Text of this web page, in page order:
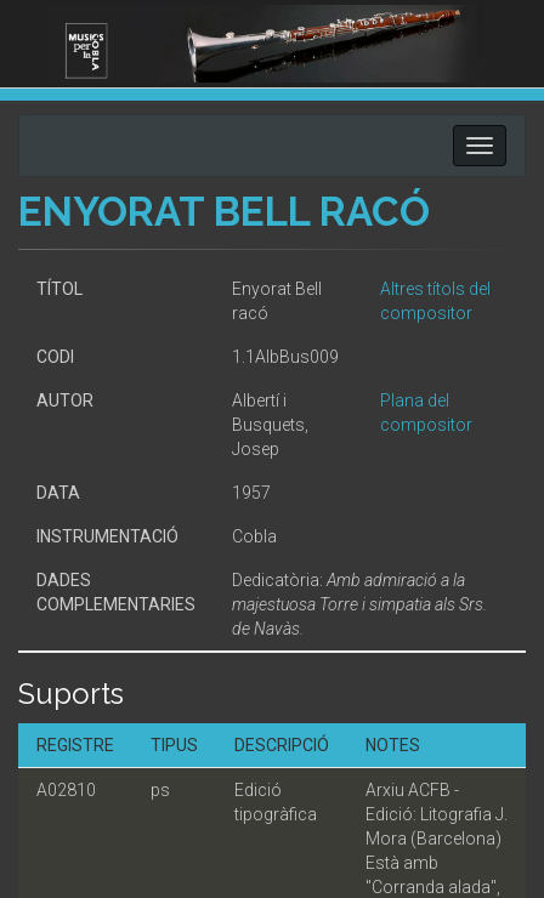
Toggle
ENYORAT BELL RACÓ
TÍTOL
Enyorat Bell
racó
Altres títols del
compositor
CODI 1.1AlbBus009
AUTOR
Albertí i
Busquets,
Josep
Plana del
compositor
DATA 1957
INSTRUMENTACIÓ Cobla
DADES
COMPLEMENTARIES
Dedicatòria: Amb admiració a la
majestuosa Torre i simpatia als Srs.
de Navàs.
Suports
REGISTRE TIPUS DESCRIPCIÓ NOTES
A02810 ps
Edició
tipogràfica
Arxiu ACFB -
Edició: Litografia J.
Mora (Barcelona)
Està amb
"Corranda alada",